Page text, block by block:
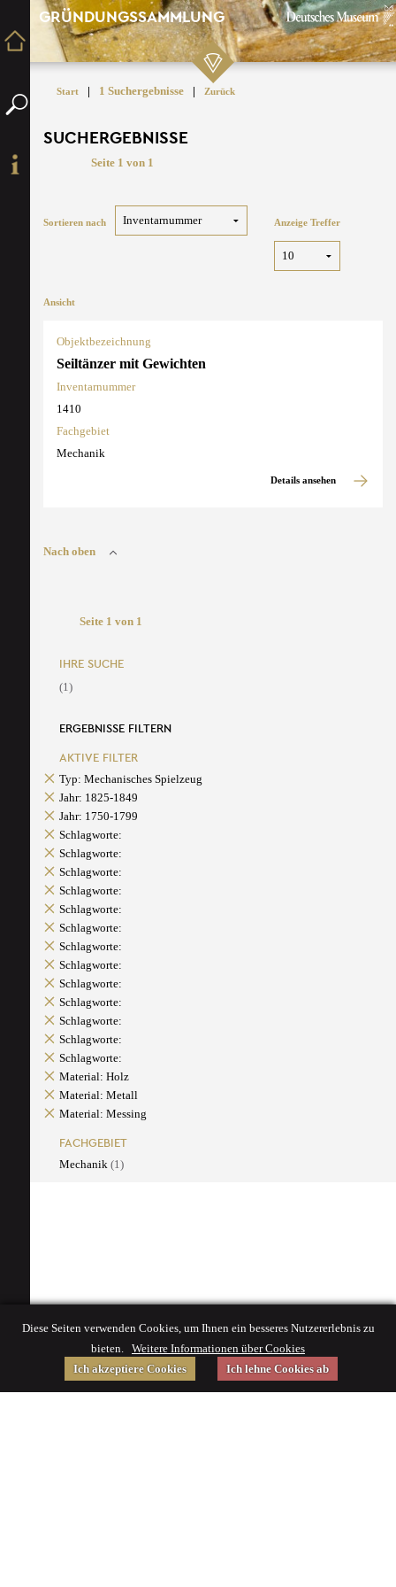
GRÜNDUNGSSAMMLUNG
Start | 1 Suchergebnisse | Zurück
SUCHERGEBNISSE
Seite 1 von 1
Sortieren nach Anzeige Treffer
Ansicht
Objektbezeichnung
Seiltänzer mit Gewichten
Inventarnummer
1410
Fachgebiet
Mechanik
Details ansehen
Nach oben
Seite 1 von 1
IHRE SUCHE
(1)
ERGEBNISSE FILTERN
AKTIVE FILTER
Typ: Mechanisches Spielzeug
Jahr: 1825-1849
Jahr: 1750-1799
Schlagworte:
Schlagworte:
Schlagworte:
Schlagworte:
Schlagworte:
Schlagworte:
Schlagworte:
Schlagworte:
Schlagworte:
Schlagworte:
Schlagworte:
Schlagworte:
Schlagworte:
Material: Holz
Material: Metall
Material: Messing
FACHGEBIET
Mechanik (1)
Diese Seiten verwenden Cookies, um Ihnen ein besseres Nutzererlebnis zu
bieten. Weitere Informationen über Cookies
Ich akzeptiere Cookies
Ich lehne Cookies ab